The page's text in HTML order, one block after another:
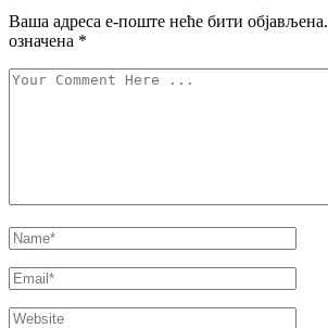
Ваша адреса е-поште неће бити објављена.
означена *